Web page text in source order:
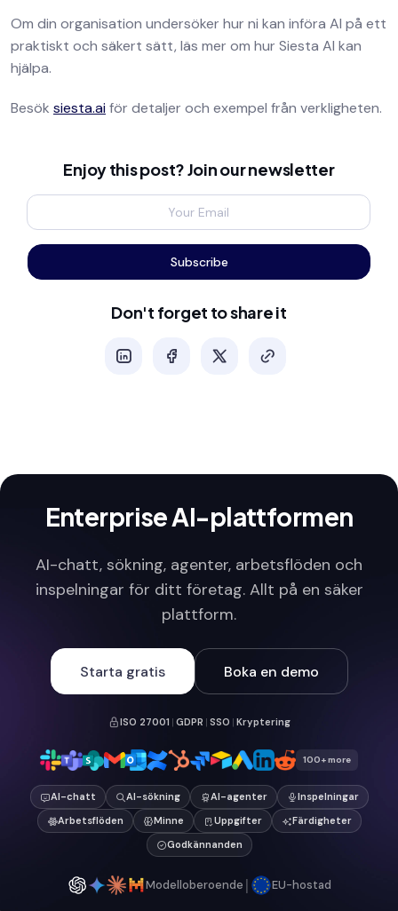
Om din organisation undersöker hur ni kan införa AI på ett
praktiskt och säkert sätt, läs mer om hur Siesta AI kan
hjälpa.
Besök siesta.aiför detaljer och exempel från verkligheten.
Enjoy this post? Join our newsletter
Subscribe
Don't forget to share it
Enterprise AI-plattformen
AI-chatt, sökning, agenter, arbetsflöden och
inspelningar för ditt företag. Allt på en säker
plattform.
Starta gratis Boka en demo
ISO 27001 | GDPR | SSO | Kryptering
100+ more
AI-chatt AI-sökning AI-agenter
Inspelningar
Arbetsflöden
Minne Uppgifter
Färdigheter
Godkännanden
Modelloberoende | EU-hostad